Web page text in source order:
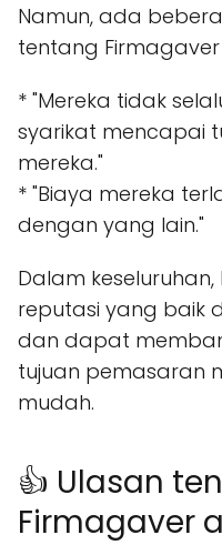
Namun, ada
tentang Firmagaver
* "Mereka tidak
syarikat mencapai
mereka."
* "Biaya mereka
dengan yang lain."
Dalam
reputasi yang baik
dan dapat
tujuan pemasaran
mudah.
👍 Ulasan
Firmagaver